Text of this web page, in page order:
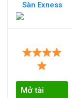
Sàn Exness
Mở tài